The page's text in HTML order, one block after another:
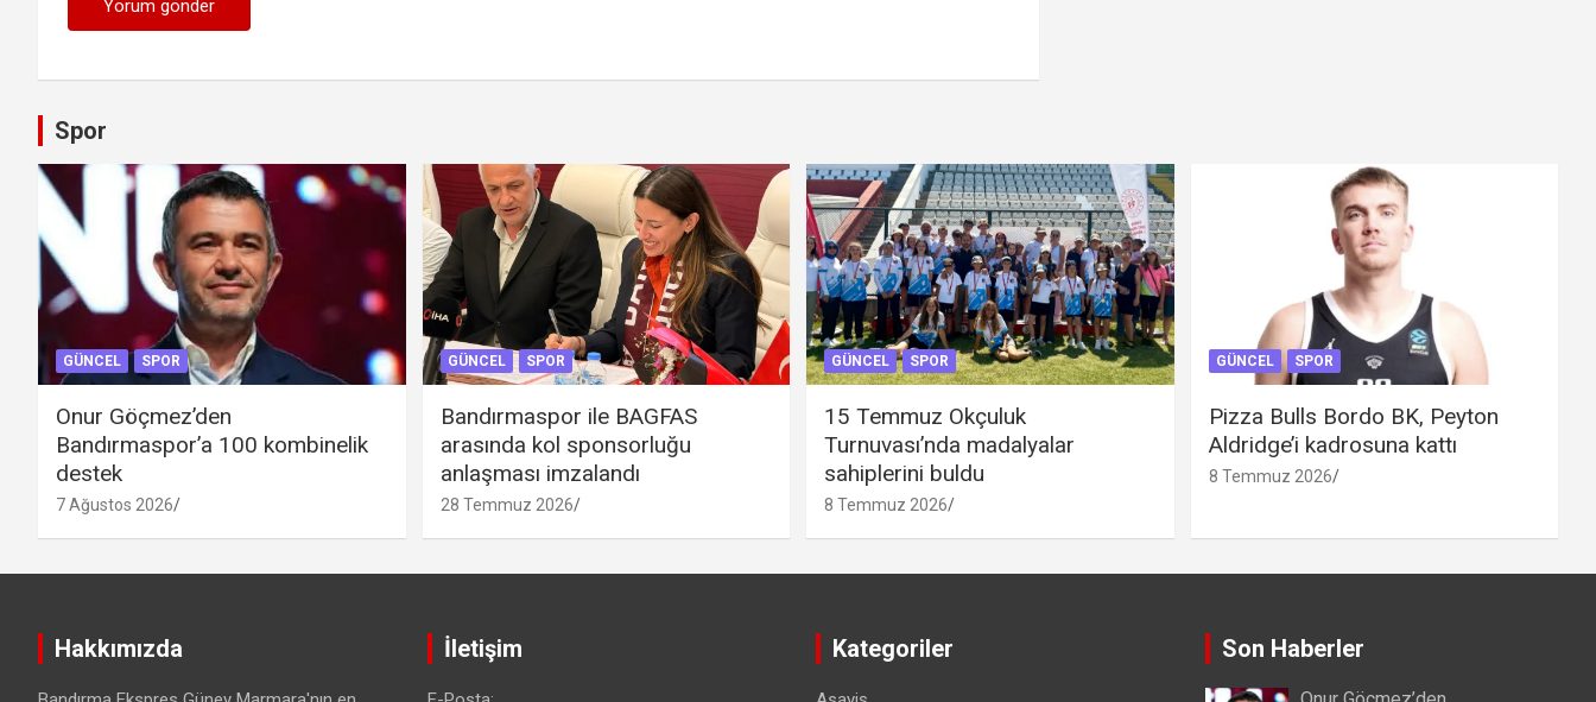
Spor
GÜNCEL SPOR
Onur Göçmez’den
Bandırmaspor’a 100 kombinelik
destek
7 Ağustos 2026
GÜNCEL SPOR
Bandırmaspor ile BAGFAS
arasında kol sponsorluğu
anlaşması imzalandı
28 Temmuz 2026
GÜNCEL SPOR
15 Temmuz Okçuluk
Turnuvası’nda madalyalar
sahiplerini buldu
8 Temmuz 2026
GÜNCEL SPOR
Pizza Bulls Bordo BK, Peyton
Aldridge’i kadrosuna kattı
8 Temmuz 2026
Hakkımızda İletişim Kategoriler Son Haberler